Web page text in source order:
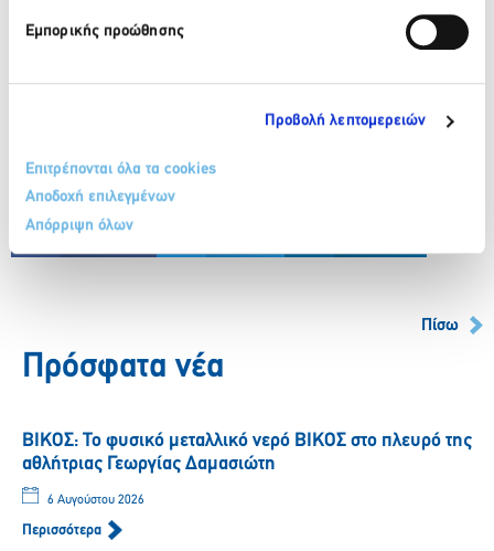
Εμπορικής προώθησης
Προβολή λεπτομερειών
Επιτρέπονται όλα τα cookies
Αποδοχή επιλεγμένων
Απόρριψη όλων
Ανακαλύψτε το κατάστημα Λακιώτης στον Άλιμο, Λεωφ.
Αλίμου 87, και ετοιμαστείτε για ένα μοναδικό ταξίδι στον
κόσμο της υψηλής αισθητικής και του σύγχρονου design!
Facebook
Πίσω
Πρόσφατα νέα
ΒΙΚΟΣ: Το φυσικό μεταλλικό νερό ΒΙΚΟΣ στο πλευρό της
αθλήτριας Γεωργίας Δαμασιώτη
6 Αυγούστου 2026
Περισσότερα